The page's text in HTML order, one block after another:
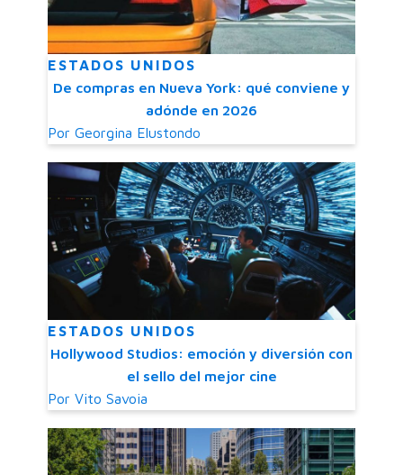
ESTADOS UNIDOS
De compras en Nueva York: qué conviene y
adónde en 2026
Por Georgina Elustondo
ESTADOS UNIDOS
Hollywood Studios: emoción y diversión con
el sello del mejor cine
Por Vito Savoia